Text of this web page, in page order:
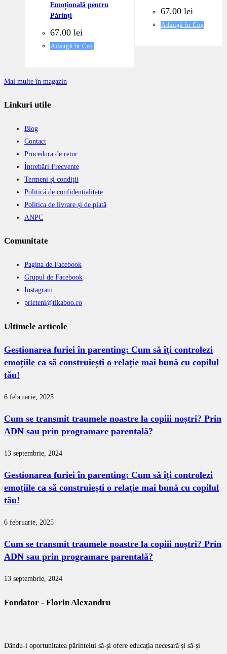
Emoțională pentru
Părinți
67.00 lei
Adaugă în Coș
67.00 lei
Adaugă în Coș
Mai multe în magazin
Linkuri utile
Blog
Contact
Procedura de retur
Întrebări Frecvente
Termeni și condiții
Politică de confidențialitate
Politica de livrare și de plată
ANPC
Comunitate
Pagina de Facebook
Grupul de Facebook
Instagram
prieteni@tikaboo.ro
Ultimele articole
Gestionarea furiei în parenting: Cum să îți controlezi
emoțiile ca să construiești o relație mai bună cu copilul
tău!
6 februarie, 2025
Cum se transmit traumele noastre la copiii noștri? Prin
ADN sau prin programare parentală?
13 septembrie, 2024
Gestionarea furiei în parenting: Cum să îți controlezi
emoțiile ca să construiești o relație mai bună cu copilul
tău!
6 februarie, 2025
Cum se transmit traumele noastre la copiii noștri? Prin
ADN sau prin programare parentală?
13 septembrie, 2024
Fondator - Florin Alexandru
Dându-i oportunitatea părintelui să-și ofere educația necesară și să-și